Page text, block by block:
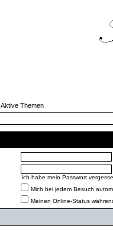
Aktive Themen
Ich habe mein Passwort
Mich bei jedem Besuch
Meinen Online-Status